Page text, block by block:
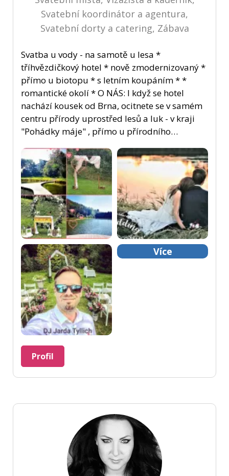
Svatební koordinátor a agentura,
Svatební dorty a catering, Zábava
Svatba u vody - na samotě u lesa *
tříhvězdičkový hotel * nově zmodernizovaný *
přímo u biotopu * s letním koupáním * *
romantické okolí * O NÁS: I když se hotel
nachází kousek od Brna, ocitnete se v samém
centru přírody uprostřed lesů a luk - v kraji
"Pohádky máje" , přímo u přírodního…
Více
Profil